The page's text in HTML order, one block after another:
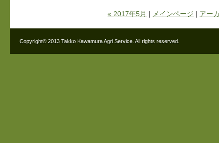
« 2017年5月 | メインページ | アー
Copyright© 2013 Takko Kawamura Agri Service. All rights reserved.